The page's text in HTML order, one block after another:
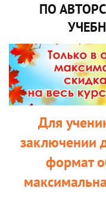
ПО
Для
заключении
формат